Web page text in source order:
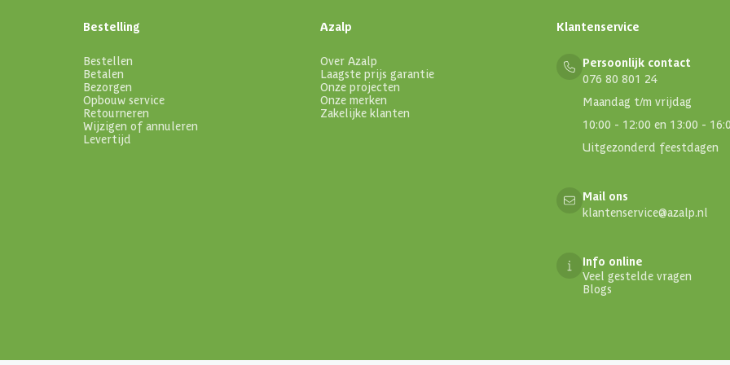
Bestelling
Bestellen
Betalen
Bezorgen
Opbouw service
Retourneren
Wijzigen of annuleren
Levertijd
Azalp
Over Azalp
Laagste prijs garantie
Onze projecten
Onze merken
Zakelijke klanten
Klantenservice
Persoonlijk contact
076 80 801 24
Maandag t/m vrijdag
10:00 - 12:00 en 13:00 -
Uitgezonderd feestdagen
Mail ons
klantenservice@azalp.nl
Info online
Veel gestelde vragen
Blogs